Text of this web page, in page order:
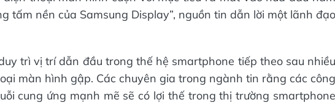
tấm nền của Samsung Display”, nguồn tin dẫn lời một lãnh đạo
trì vị trí dẫn đầu trong thế hệ smartphone tiếp theo sau nhiều
màn hình gập. Các chuyên gia trong ngành tin rằng các công
cung ứng mạnh mẽ sẽ có lợi thế trong thị trường smartphone